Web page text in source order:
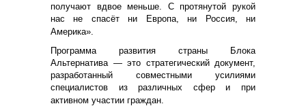
получают вдвое меньше. С протянутой рукой
нас не спасёт ни Европа, ни Россия, ни
Америка».
Программа развития страны Блока
Альтернатива — это стратегический документ,
разработанный совместными усилиями
специалистов из различных сфер и при
активном участии граждан.